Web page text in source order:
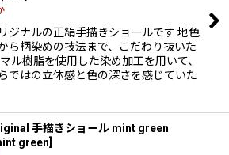
ジナルの正絹手描きショールです 地色
ら柄染めの技法まで、こだわり抜いた
ル樹脂を使用した染め加工を用いて、
ではの立体感と色の深さを感じていた
手描きショール mint green
green